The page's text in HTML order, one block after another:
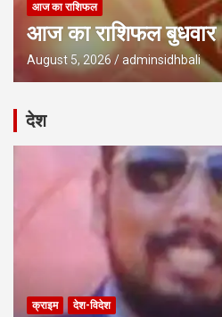
आज का राशिफल
आज का राशिफल
August 5, 2026 adminsidhbali
देश
क्राइम देश-विदेश